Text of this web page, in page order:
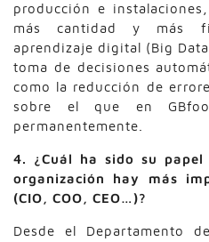
producción e
más cantidad y más
aprendizaje digital (Big
toma de decisiones
como la reducción de
sobre el que en
permanentemente.
4. ¿Cuál ha sido su
organización hay más
(CIO, COO, CEO…)?
Desde el Departamento